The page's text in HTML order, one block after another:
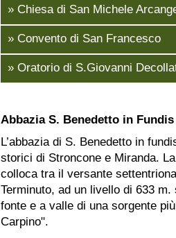
» Chiesa di San Michele
» Convento di San Francesco
» Oratorio di S.Giovanni
Abbazia S. Benedetto in Fundis
L’abbazia di S. Benedetto in
storici di Stroncone e Miranda.
colloca tra il versante
Terminuto, ad un livello di 633
fonte e a valle di una sorgente
Carpino".